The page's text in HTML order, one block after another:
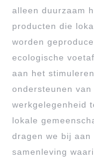
alleen duurzaam
producten die
worden
ecologische
aan het
ondersteunen
werkgelegenheid
lokale
dragen we bij aan
samenleving